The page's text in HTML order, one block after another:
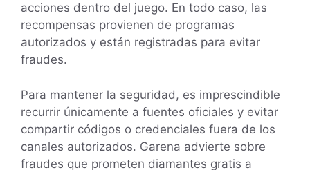
acciones dentro del juego. En todo caso, las
recompensas provienen de programas
autorizados y están registradas para evitar
fraudes.
Para mantener la seguridad, es imprescindible
recurrir únicamente a fuentes oficiales y evitar
compartir códigos o credenciales fuera de los
canales autorizados. Garena advierte sobre
fraudes que prometen diamantes gratis a